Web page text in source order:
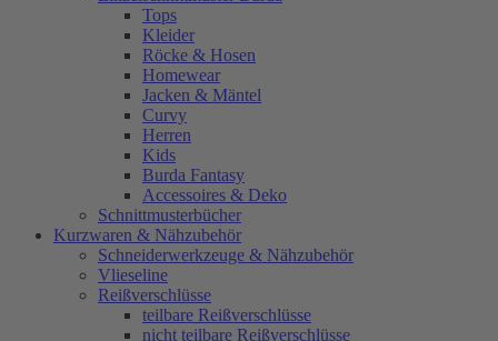
Tops
Kleider
Röcke & Hosen
Homewear
Jacken & Mäntel
Curvy
Herren
Kids
Burda Fantasy
Accessoires & Deko
Schnittmusterbücher
Kurzwaren & Nähzubehör
Schneiderwerkzeuge & Nähzubehör
Vlieseline
Reißverschlüsse
teilbare Reißverschlüsse
nicht teilbare Reißverschlüsse